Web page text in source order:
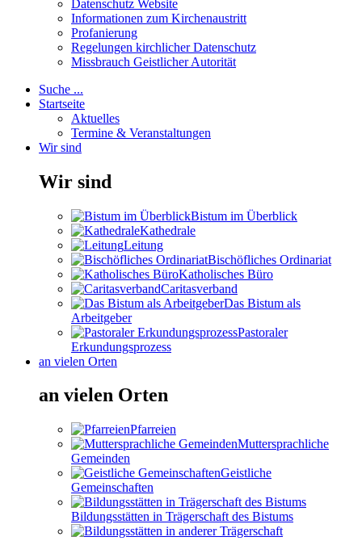
Datenschutz Website
Informationen zum Kirchenaustritt
Profanierung
Regelungen kirchlicher Datenschutz
Missbrauch Geistlicher Autorität
Suche ...
Startseite
Aktuelles
Termine & Veranstaltungen
Wir sind
Wir sind
Bistum im Überblick
Kathedrale
Leitung
Bischöfliches Ordinariat
Katholisches Büro
Caritasverband
Das Bistum als
Arbeitgeber
Pastoraler
Erkundungsprozess
an vielen Orten
an vielen Orten
Pfarreien
Muttersprachliche
Gemeinden
Geistliche
Gemeinschaften
Bildungsstätten in Trägerschaft des Bistums